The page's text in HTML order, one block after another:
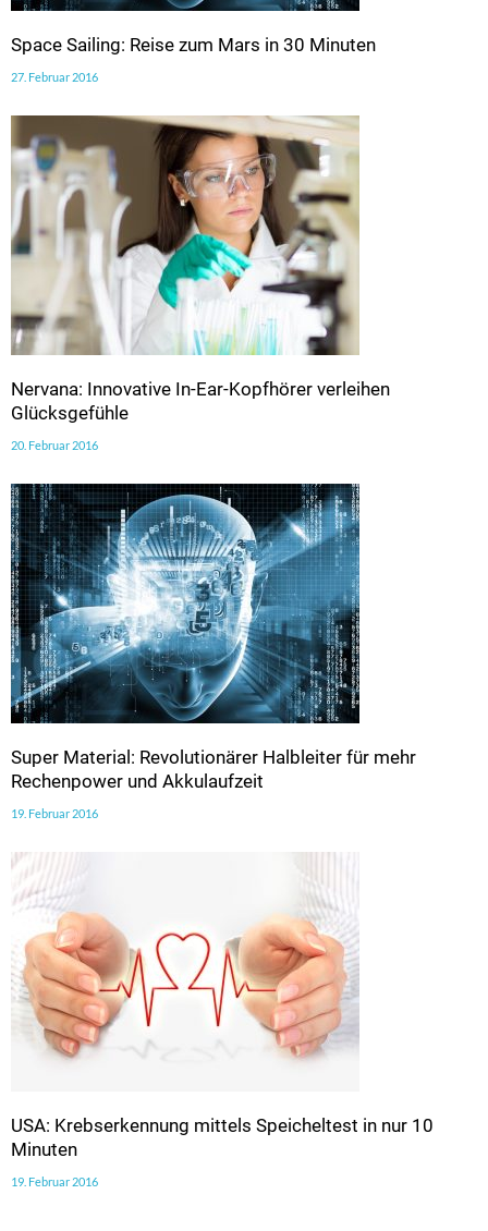
Space Sailing: Reise zum Mars in 30 Minuten
27. Februar 2016
Nervana: Innovative In-Ear-Kopfhörer verleihen
Glücksgefühle
20. Februar 2016
Super Material: Revolutionärer Halbleiter für mehr
Rechenpower und Akkulaufzeit
19. Februar 2016
USA: Krebserkennung mittels Speicheltest in nur 10
Minuten
19. Februar 2016